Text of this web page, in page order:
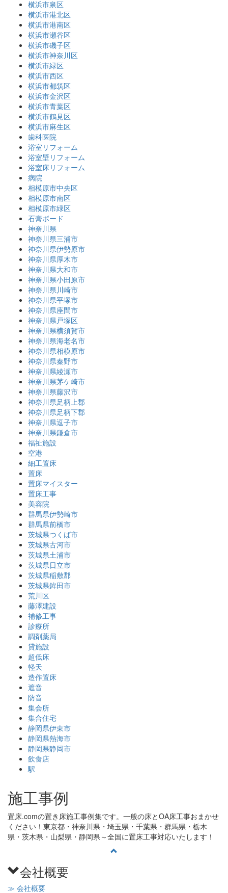
横浜市泉区
横浜市港北区
横浜市港南区
横浜市瀬谷区
横浜市磯子区
横浜市神奈川区
横浜市緑区
横浜市西区
横浜市都筑区
横浜市金沢区
横浜市青葉区
横浜市鶴見区
横浜市麻生区
歯科医院
浴室リフォーム
浴室壁リフォーム
浴室床リフォーム
病院
相模原市中央区
相模原市南区
相模原市緑区
石膏ボード
神奈川県
神奈川県三浦市
神奈川県伊勢原市
神奈川県厚木市
神奈川県大和市
神奈川県小田原市
神奈川県川崎市
神奈川県平塚市
神奈川県座間市
神奈川県戸塚区
神奈川県横須賀市
神奈川県海老名市
神奈川県相模原市
神奈川県秦野市
神奈川県綾瀬市
神奈川県茅ケ崎市
神奈川県藤沢市
神奈川県足柄上郡
神奈川県足柄下郡
神奈川県逗子市
神奈川県鎌倉市
福祉施設
空港
細工置床
置床
置床マイスター
置床工事
美容院
群馬県伊勢崎市
群馬県前橋市
茨城県つくば市
茨城県古河市
茨城県土浦市
茨城県日立市
茨城県稲敷郡
茨城県鉾田市
荒川区
藤澤建設
補修工事
診療所
調剤薬局
貸施設
超低床
軽天
造作置床
遮音
防音
集会所
集合住宅
静岡県伊東市
静岡県熱海市
静岡県静岡市
飲食店
駅
施工事例
置床.comの置き床施工事例集です。一般の床とOA床工事おまかせ
ください！東京都・神奈川県・埼玉県・千葉県・群馬県・栃木
県・茨木県・山梨県・静岡県～全国に置床工事対応いたします！
会社概要
≫ 会社概要